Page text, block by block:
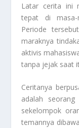
Latar cerita ini
tepat di masa-
Periode
maraknya
aktivis
tanpa jejak saat
Ceritanya
adalah
sekelompok
temannya